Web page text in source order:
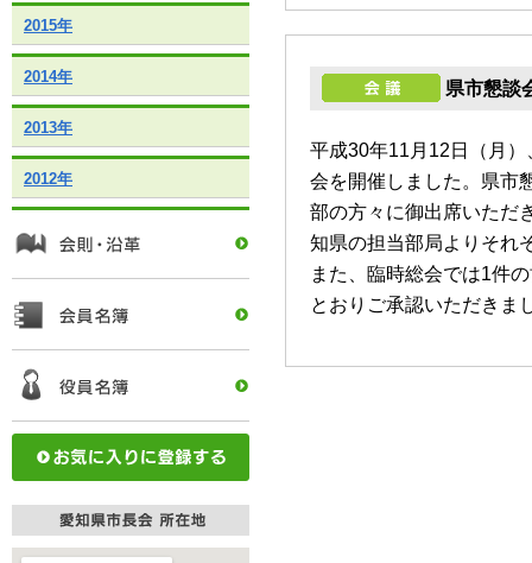
県市懇談
平成30年11月12日（月
会を開催しました。県市
部の方々に御出席いただ
知県の担当部局よりそれ
また、臨時総会では1件
とおりご承認いただきま
2015年
2014年
2013年
2012年